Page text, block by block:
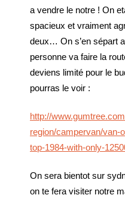
a vendre le notre ! On
spacieux et vraiment
deux… On s’en sépart
personne va faire la
deviens limité pour le
pourras le voir :
http://
region/campervan/van-
top-1984-with-only-
On sera bientot sur
on te fera visiter notre